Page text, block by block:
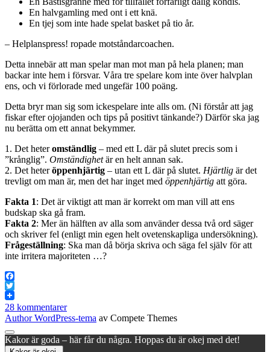
En halvgamling med ont i ett knä.
En tjej som inte hade spelat basket på tio år.
– Helplanspress! ropade motståndarcoachen.
Detta innebär att man spelar man mot man på hela planen; man
backar inte hem i försvar. Våra tre spelare kom inte över halvplan
ens, och vi förlorade med ungefär 100 poäng.
Detta bryr man sig som ickespelare inte alls om. (Ni förstår att jag
fiskar efter ojojanden och tips på positivt tänkande?) Därför ska jag
nu berätta om ett annat bekymmer.
1. Det heteromständlig – med ett L där på slutet precis som i
”krånglig”. Omständighetär en helt annan sak.
2. Det heteröppenhjärtig – utan ett L där på slutet. Hjärtlig är det
trevligt om man är, men det har inget med öppenhjärtig att göra.
Fakta 1: Det är viktigt att man är korrekt om man vill att ens
budskap ska gå fram.
Fakta 2: Mer än hälften av alla som använder dessa två ord säger
och skriver fel (enligt min egen helt ovetenskapliga undersökning).
Frågeställning: Ska man då börja skriva och säga fel själv för att
inte irritera majoriteten …?
Facebook
Twitter
28 kommentarer
Author WordPress-tema av Compete Themes
Rulla
till
Kakor är goda – här får du några. Hoppas du är okej med det!